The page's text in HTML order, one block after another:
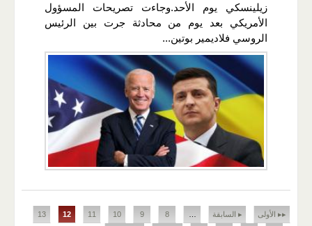
زيلينسكي يوم الأحد.وجاءت تصريحات المسؤول
الأمريكي بعد يوم من محادثة جرت بين الرئيس
الروسي فلاديمير بوتين...
الصفحات
▸▸ الأولى ▸ السابقة 8
9
10
11
12
13